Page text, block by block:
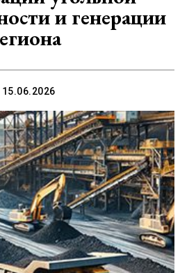
и генерации
15.06.2026